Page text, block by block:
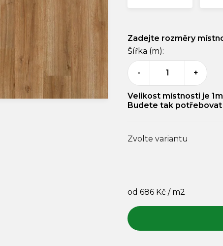
Zadejte rozměry
Šířka (m):
- +
Velikost místnosti je 1
Budete tak potřebovat
od 686 Kč / m2
Zvolte variantu